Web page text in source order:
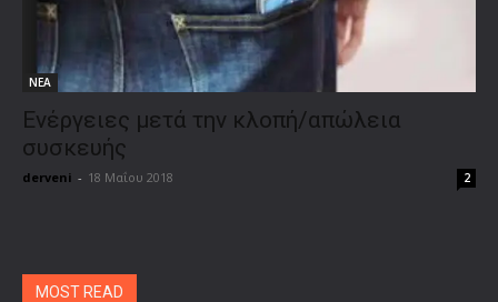
ΝΕΑ
Ενέργειες μετά την κλοπή/απώλεια
συσκευής
derveni - 18 Μαΐου 2018 2
MOST READ